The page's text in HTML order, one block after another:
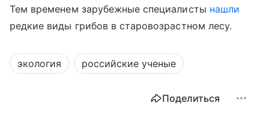
Тем временем зарубежные специалисты нашли
редкие виды грибов в старовозрастном лесу.
экология российские ученые
Поделиться